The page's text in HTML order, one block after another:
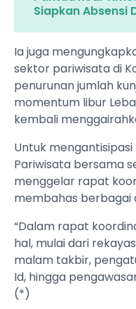
Siapkan Absensi
Ia juga
sektor pariwisata di
penurunan jumlah
momentum libur
kembali
Untuk
Pariwisata bersama
menggelar rapat
membahas berbagai
“Dalam rapat
hal, mulai dari
malam takbir,
Id, hingga
(*)